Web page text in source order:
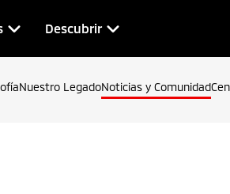
Descubrir
Nuestro LegadoNoticias y Comunidad